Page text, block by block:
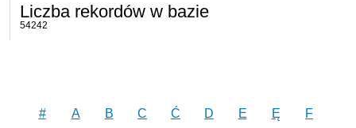
Liczba rekordów w bazie
54242
# A B C Ć D E Ę F